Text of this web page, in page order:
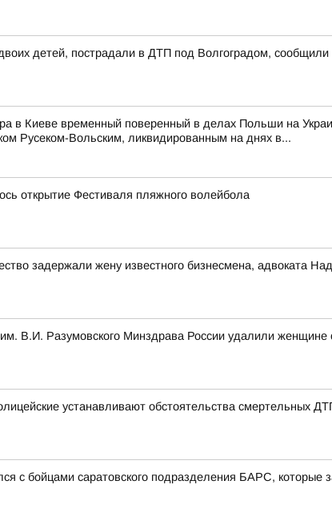
детей, пострадали в ДТП под Волгоградом,
в Киеве временный поверенный в делах Польши на
Русеком-Вольским, ликвидированным на днях в...
открытие Фестиваля пляжного волейбола
задержали жену известного бизнесмена, адвоката
В.И. Разумовского Минздрава России удалили женщине
устанавливают обстоятельства смертельных
с бойцами саратовского подразделения БАРС,